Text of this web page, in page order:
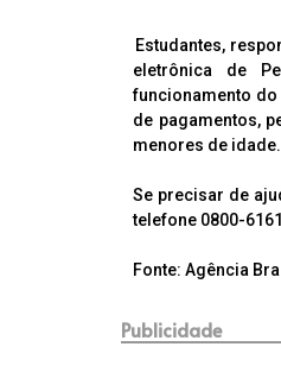
Estudantes,
eletrônica de
funcionamento
de pagamentos,
menores de idade.
Se precisar de
telefone 0800-
Fonte: Agência
Publicidade